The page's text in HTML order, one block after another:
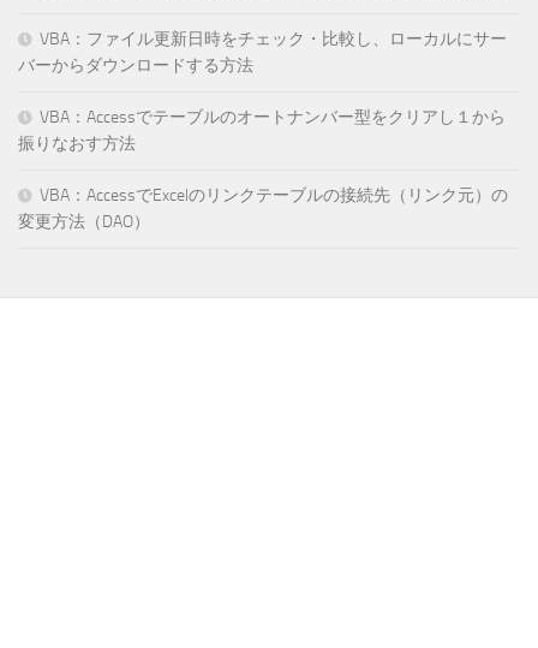
VBA：ファイル更新日時をチェック・比較し、ローカルにサー
バーからダウンロードする方法
VBA：Accessでテーブルのオートナンバー型をクリアし１から
振りなおす方法
VBA：AccessでExcelのリンクテーブルの接続先（リンク元）の
変更方法（DAO）